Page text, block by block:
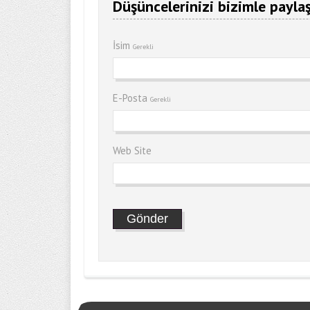
Düşüncelerinizi bizimle
İsim Gerekli
E-Posta Gerekli
Web Site